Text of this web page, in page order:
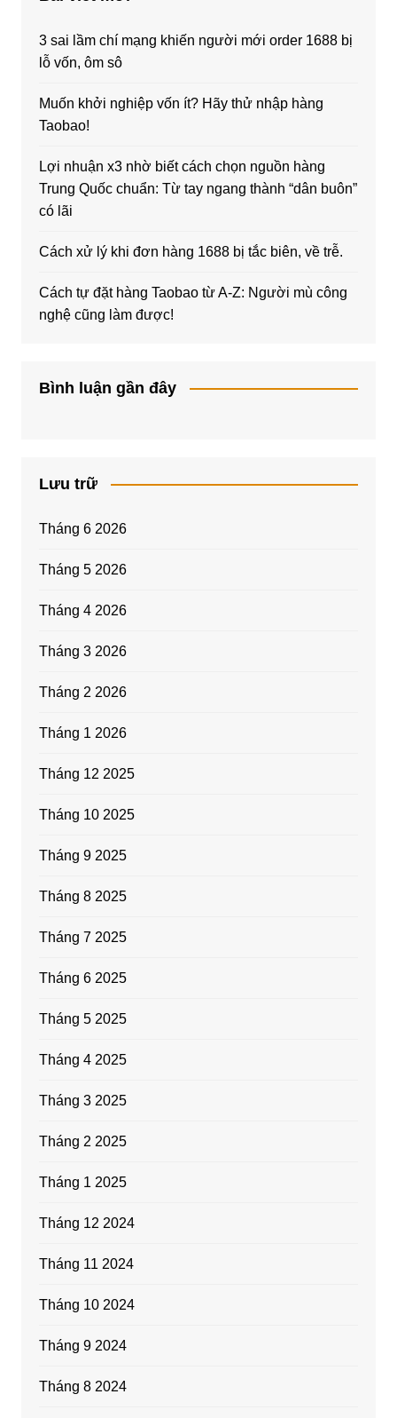
3 sai lầm chí mạng khiến người mới order 1688 bị
lỗ vốn, ôm sô
Muốn khởi nghiệp vốn ít? Hãy thử nhập hàng
Taobao!
Lợi nhuận x3 nhờ biết cách chọn nguồn hàng
Trung Quốc chuẩn: Từ tay ngang thành “dân buôn”
có lãi
Cách xử lý khi đơn hàng 1688 bị tắc biên, về trễ.
Cách tự đặt hàng Taobao từ A-Z: Người mù công
nghệ cũng làm được!
Bình luận gần đây
Lưu trữ
Tháng 6 2026
Tháng 5 2026
Tháng 4 2026
Tháng 3 2026
Tháng 2 2026
Tháng 1 2026
Tháng 12 2025
Tháng 10 2025
Tháng 9 2025
Tháng 8 2025
Tháng 7 2025
Tháng 6 2025
Tháng 5 2025
Tháng 4 2025
Tháng 3 2025
Tháng 2 2025
Tháng 1 2025
Tháng 12 2024
Tháng 11 2024
Tháng 10 2024
Tháng 9 2024
Tháng 8 2024